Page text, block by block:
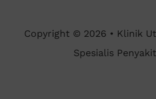
Copyright © 2026 • Klinik
Spesialis